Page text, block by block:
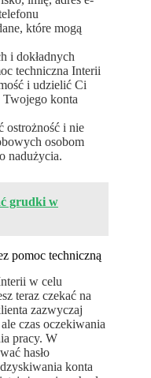
które mogą
i dokładnych
techniczna Interii
i udzielić Ci
konta
ostrożność i nie
osobom
nadużycia.
grudki w
pomoc techniczną
w celu
teraz czekać na
zazwyczaj
czas oczekiwania
pracy. W
hasło
konta